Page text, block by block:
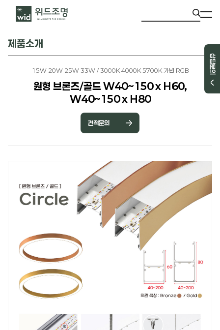
상담문의
제품소개
15W 20W 25W 33W / 3000K 4000K 5700K 가변 RGB
원형 브론즈/골드 W40~150 x H60,
W40~150 x H80
견적문의